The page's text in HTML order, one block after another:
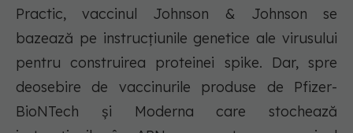
Practic, vaccinul Johnson & Johnson se
bazează pe instrucțiunile genetice ale virusului
pentru construirea proteinei spike. Dar, spre
deosebire de vaccinurile produse de Pfizer-
BioNTech și Moderna care stochează